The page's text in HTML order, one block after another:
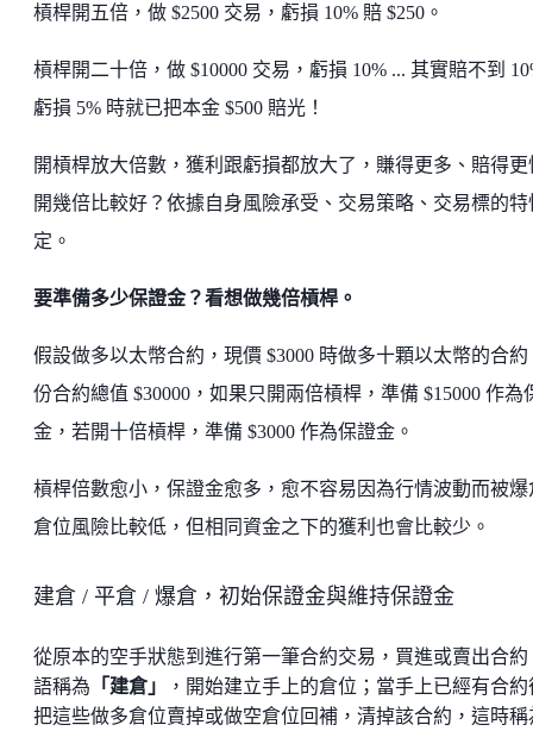
槓桿開五倍，做 $2500 交易，虧損 10% 賠 $250。
槓桿開二十倍，做 $10000 交易，虧損 10% ... 其實賠不到
虧損 5% 時就已把本金 $500 賠光！
開槓桿放大倍數，獲利跟虧損都放大了，賺得更多、賠得更
開幾倍比較好？依據自身風險承受、交易策略、交易標的特
定。
要準備多少保證金？看想做幾倍槓桿。
假設做多以太幣合約，現價 $3000 時做多十顆以太幣的合約
份合約總值 $30000，如果只開兩倍槓桿，準備 $15000 作為
金，若開十倍槓桿，準備 $3000 作為保證金。
槓桿倍數愈小，保證金愈多，愈不容易因為行情波動而被爆
倉位風險比較低，但相同資金之下的獲利也會比較少。
建倉 / 平倉 / 爆倉，初始保證金與維持保證金
從原本的空手狀態到進行第一筆合約交易，買進或賣出合約
語稱為 「建倉」
，開始建立手上的倉位；當手上已經有合
把這些做多倉位賣掉或做空倉位回補，清掉該合約，這時稱